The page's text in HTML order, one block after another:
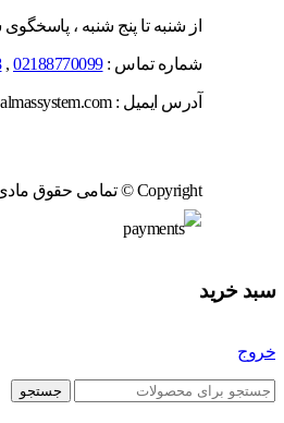
از شنبه تا پنج شنبه ،
شماره تماس :02188770099
,
آدرس ایمیل : info@almassystem.com
Copyright © تمامی حقوق مادی و معنوی وب سایت محفوظ می باشد
سبد خرید
خروج
جستجو